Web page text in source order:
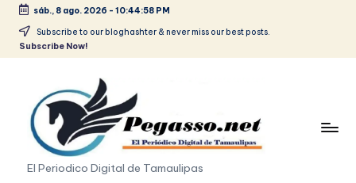
Saltar
sáb., 8 ago. 2026 - 10:44:58 PM
Subscribe to our bloghashter & never miss our best posts.
Subscribe Now!
p
El Periodico Digital de Tamaulipas